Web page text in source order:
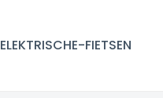
ELEKTRISCHE-FIETSEN